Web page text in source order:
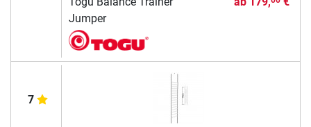
Jumper
7